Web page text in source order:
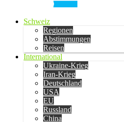
Schweiz
Regionen
Abstimmungen
Reisen
International
Ukraine-Krieg
Iran-Krieg
Deutschland
USA
EU
Russland
China